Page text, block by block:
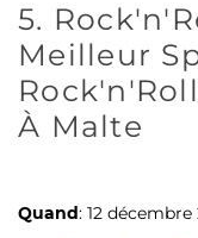
5.
Meilleur
À Malte
Quand: 12 décembre